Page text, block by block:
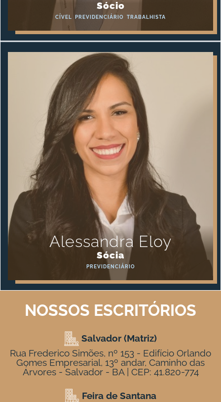
Sócio
CÍVEL PREVIDENCIÁRIO TRABALHISTA
Alessandra Eloy
Sócia
PREVIDENCIÁRIO
NOSSOS ESCRITÓRIOS
Salvador (Matriz)
Rua Frederico Simões, nº 153 - Edifício Orlando
Gomes Empresarial, 13º andar, Caminho das
Árvores - Salvador - BA | CEP: 41.820-774
Feira de Santana